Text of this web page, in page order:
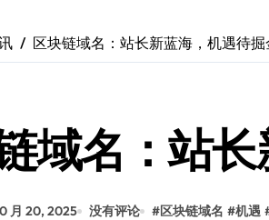
数据科技驱动：构建实时引擎，赋能效能
大数据洪流下服务器端实时处理架构的智
数据洪流中破局：实时处理技术赋能科技
区块链域名：站长新蓝海，机遇待掘
域名：站
月 20, 2025 没有评论 #区块链域名 #机遇